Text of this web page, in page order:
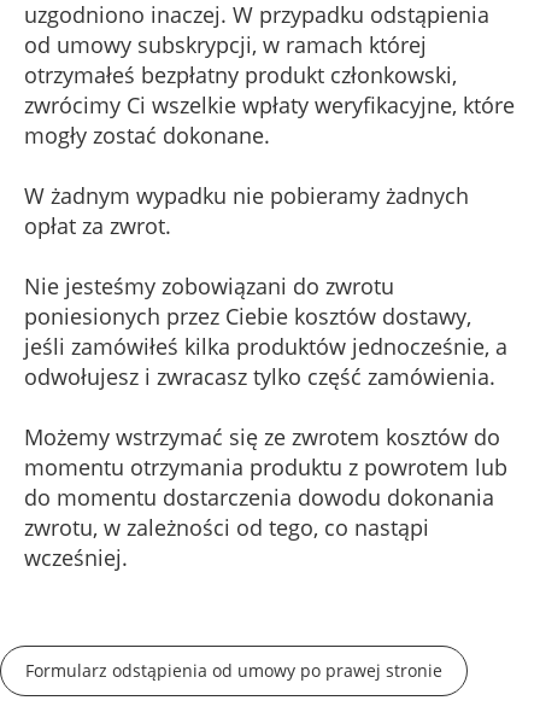
uzgodniono inaczej. W przypadku odstąpienia
od umowy subskrypcji, w ramach której
otrzymałeś bezpłatny produkt członkowski,
zwrócimy Ci wszelkie wpłaty weryfikacyjne, które
mogły zostać dokonane.
W żadnym wypadku nie pobieramy żadnych
opłat za zwrot.
Nie jesteśmy zobowiązani do zwrotu
poniesionych przez Ciebie kosztów dostawy,
jeśli zamówiłeś kilka produktów jednocześnie, a
odwołujesz i zwracasz tylko część zamówienia.
Możemy wstrzymać się ze zwrotem kosztów do
momentu otrzymania produktu z powrotem lub
do momentu dostarczenia dowodu dokonania
zwrotu, w zależności od tego, co nastąpi
wcześniej.
Formularz odstąpienia od umowy po prawej stronie